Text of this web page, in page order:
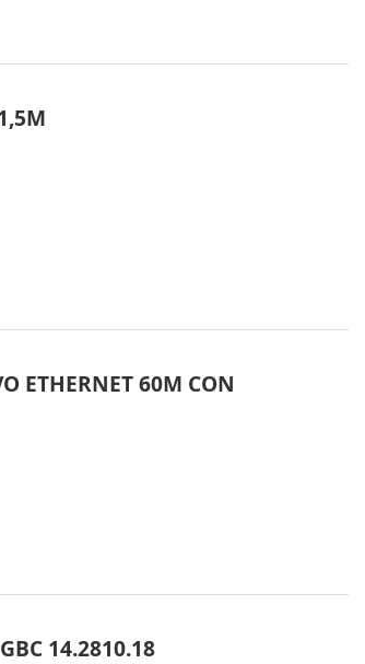
ETHERNET 60M CON
14.2810.18